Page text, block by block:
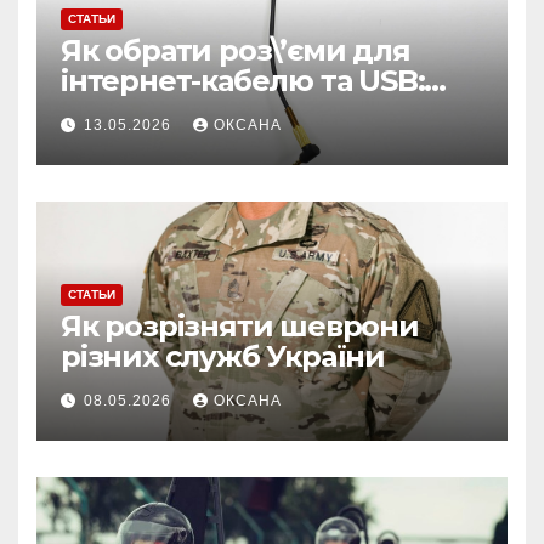
СТАТЬИ
Як обрати роз\’єми для
інтернет-кабелю та USB:
поради для стабільного
з\’єднання
13.05.2026 ОКСАНА
СТАТЬИ
Як розрізняти шеврони
різних служб України
08.05.2026 ОКСАНА